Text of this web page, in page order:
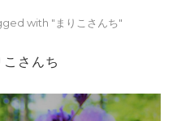
with "まりこさんち"
こさんち